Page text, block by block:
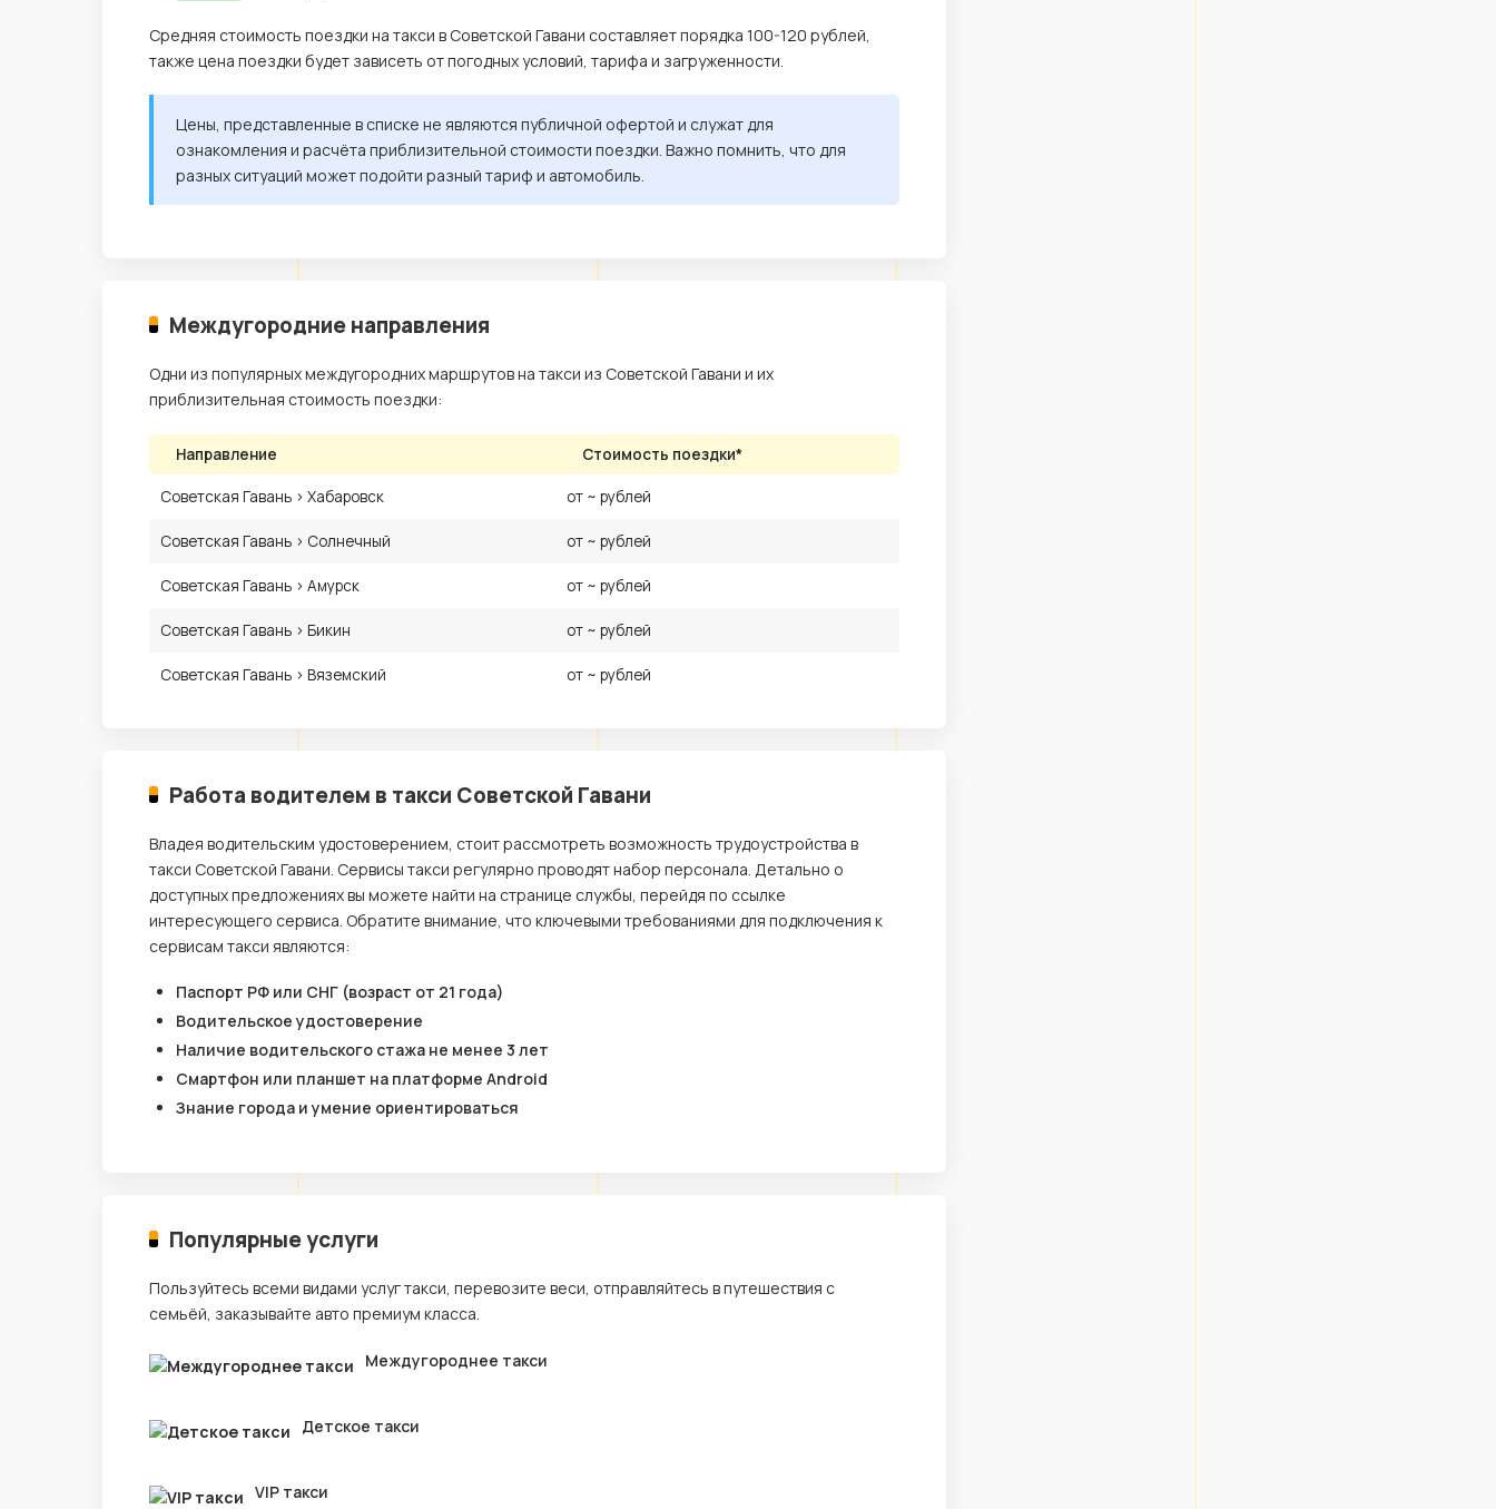
Средняя стоимость поездки на такси в Советской Гавани составляет порядка 100-120 рублей,
также цена поездки будет зависеть от погодных условий, тарифа и загруженности.
Цены, представленные в списке не являются публичной офертой и служат для
ознакомления и расчёта приблизительной стоимости поездки. Важно помнить, что для
разных ситуаций может подойти разный тариф и автомобиль.
Междугородние направления
Одни из популярных междугородних маршрутов на такси из Советской Гавани и их
приблизительная стоимость поездки:
Направление Стоимость поездки*
Советская Гавань › Хабаровск от ~ рублей
Советская Гавань › Солнечный от ~ рублей
Советская Гавань › Амурск от ~ рублей
Советская Гавань › Бикин от ~ рублей
Советская Гавань › Вяземский от ~ рублей
Работа водителем в такси Советской Гавани
Владея водительским удостоверением, стоит рассмотреть возможность трудоустройства в
такси Советской Гавани. Сервисы такси регулярно проводят набор персонала. Детально о
доступных предложениях вы можете найти на странице службы, перейдя по ссылке
интересующего сервиса. Обратите внимание, что ключевыми требованиями для подключения к
сервисам такси являются:
Паспорт РФ или СНГ (возраст от 21 года)
Водительское удостоверение
Наличие водительского стажа не менее 3 лет
Смартфон или планшет на платформе Android
Знание города и умение ориентироваться
Популярные услуги
Пользуйтесь всеми видами услуг такси, перевозите веси, отправляйтесь в путешествия с
семьёй, заказывайте авто премиум класса.
Междугороднее такси
Детское такси
VIP такси